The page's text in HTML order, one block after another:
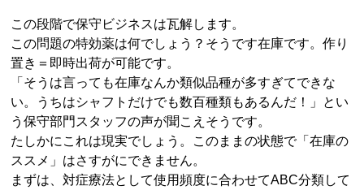
この段階で保守ビジネスは瓦解します。
この問題の特効薬は何でしょう？そうです在庫です。作り
置き＝即時出荷が可能です。
「そうは言っても在庫なんか類似品種が多すぎてできな
い。うちはシャフトだけでも数百種類もあるんだ！」とい
う保守部門スタッフの声が聞こえそうです。
たしかにこれは現実でしょう。このままの状態で「在庫の
ススメ」はさすがにできません。
まずは、対症療法として使用頻度に合わせてABC分類して